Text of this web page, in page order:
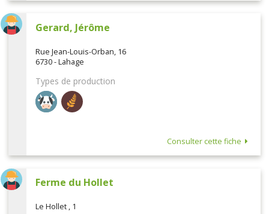
Gerard, Jérôme
Rue Jean-Louis-Orban, 16
6730 - Lahage
Types de production
Consulter cette fiche
Ferme du Hollet
Le Hollet , 1